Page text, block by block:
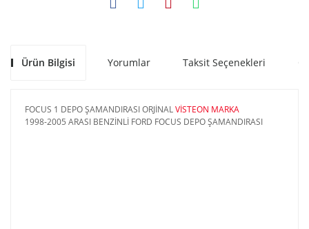
Ürün Bilgisi Yorumlar Taksit Seçenekleri
FOCUS 1 DEPO ŞAMANDIRASI ORJİNALVİSTEON MARKA
1998-2005 ARASI BENZİNLİ FORD FOCUS DEPO ŞAMANDIRASI